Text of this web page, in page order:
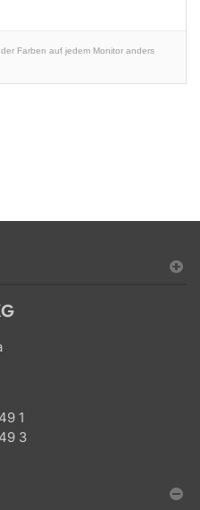
Farben auf jedem Monitor anders
1
3